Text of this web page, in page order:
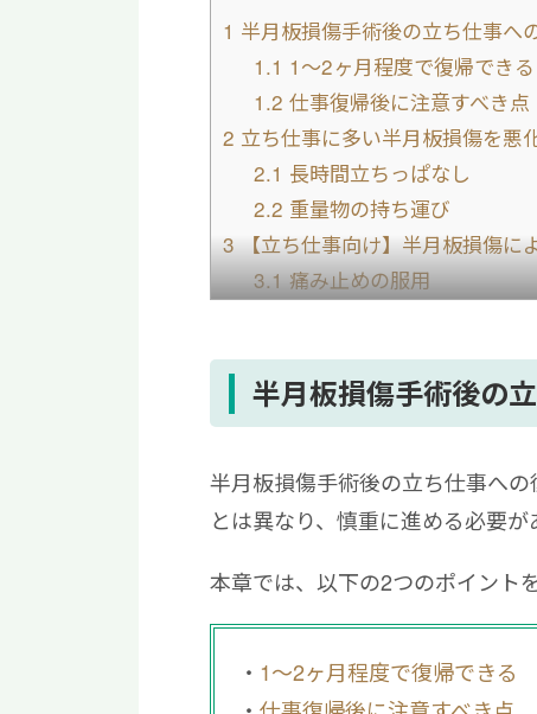
1 半月板損傷手術後の立ち仕事へ
1.1 1〜2ヶ月程度で復帰できる
1.2 仕事復帰後に注意すべき点
2 立ち仕事に多い半月板損傷を悪
2.1 長時間立ちっぱなし
2.2 重量物の持ち運び
3【立ち仕事向け】半月板損傷に
3.1痛み止めの服用
半月板損傷から立ち仕事復帰ま
5半月板損傷から立ち仕事に復帰
半月板損傷手術後の
半月板損傷手術後の立ち仕事へ
とは異なり、慎重に進める必要が
本章では、以下の2つのポイント
1〜2ヶ月程度で復帰できる